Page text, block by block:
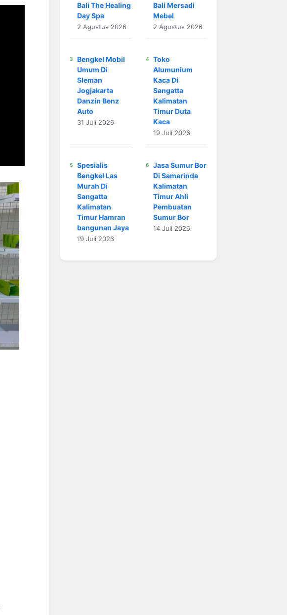
Bali The Healing
Day Spa
2 Agustus 2026
Bali Mersadi
Mebel
2 Agustus 2026
Bengkel Mobil
Umum Di
Sleman
Jogjakarta
Danzin Benz
Auto
31 Juli 2026
Toko
Alumunium
Kaca Di
Sangatta
Kalimatan
Timur Duta
Kaca
19 Juli 2026
Spesialis
Bengkel Las
Murah Di
Sangatta
Kalimatan
Timur Hamran
bangunan Jaya
19 Juli 2026
Jasa Sumur Bor
Di Samarinda
Kalimatan
Timur Ahli
Pembuatan
Sumur Bor
14 Juli 2026